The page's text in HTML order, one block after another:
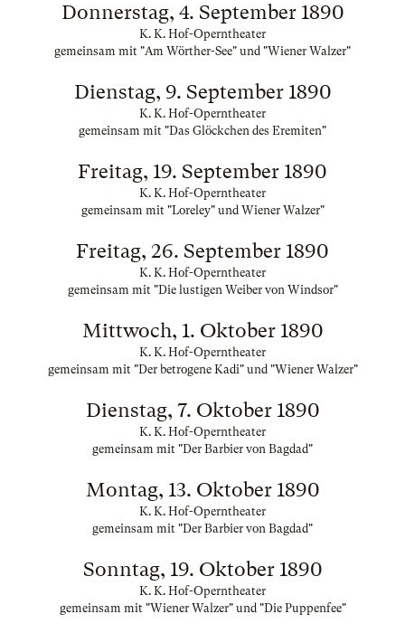
Donnerstag, 4. September 1890
K. K. Hof-Operntheater
gemeinsam mit "Am Wörther-See" und "Wiener Walzer"
Dienstag, 9. September 1890
K. K. Hof-Operntheater
gemeinsam mit "Das Glöckchen des Eremiten"
Freitag, 19. September 1890
K. K. Hof-Operntheater
gemeinsam mit "Loreley" und Wiener Walzer"
Freitag, 26. September 1890
K. K. Hof-Operntheater
gemeinsam mit "Die lustigen Weiber von Windsor"
Mittwoch, 1. Oktober 1890
K. K. Hof-Operntheater
gemeinsam mit "Der betrogene Kadi" und "Wiener Walzer"
Dienstag, 7. Oktober 1890
K. K. Hof-Operntheater
gemeinsam mit "Der Barbier von Bagdad"
Montag, 13. Oktober 1890
K. K. Hof-Operntheater
gemeinsam mit "Der Barbier von Bagdad"
Sonntag, 19. Oktober 1890
K. K. Hof-Operntheater
gemeinsam mit "Wiener Walzer" und "Die Puppenfee"